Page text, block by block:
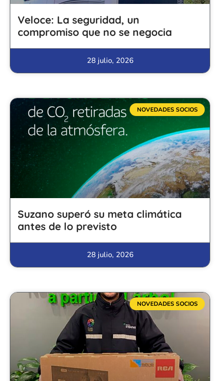
Veloce: La seguridad, un
compromiso que no se negocia
28 julio, 2026
NOVEDADES SOCIOS
Suzano superó su meta climática
antes de lo previsto
28 julio, 2026
NOVEDADES SOCIOS